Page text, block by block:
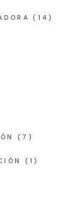
(14)
(7)
(1)